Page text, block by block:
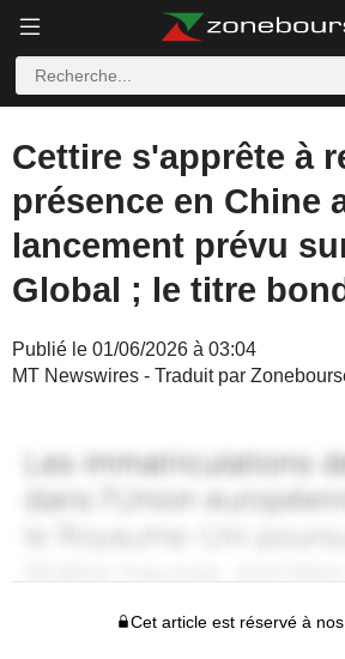
Cettire s'apprête à
présence en Chine
lancement prévu
Global ; le titre
Publié le 01/06/2026 à 03:04
MT Newswires - Traduit par
Cet article est réservé à